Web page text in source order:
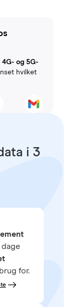
4G- og 5G-
hvilket
i 3
for.